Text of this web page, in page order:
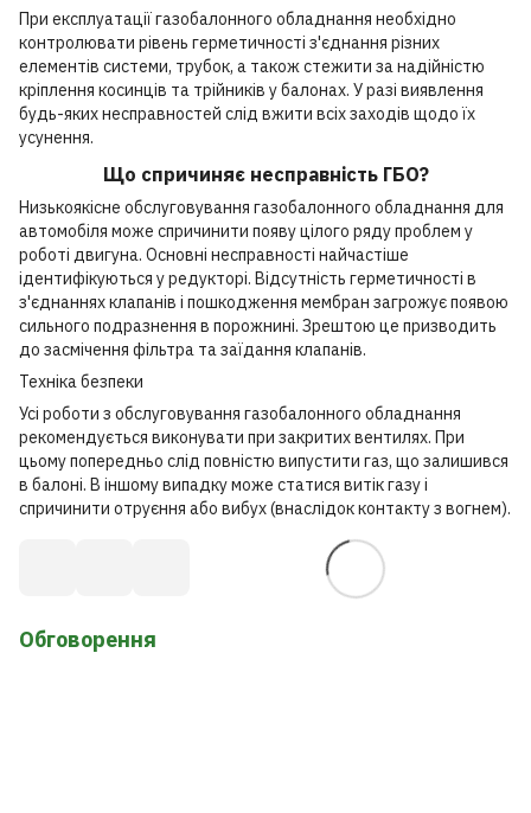
При експлуатації газобалонного обладнання необхідно
контролювати рівень герметичності з'єднання різних
елементів системи, трубок, а також стежити за надійністю
кріплення косинців та трійників у балонах. У разі виявлення
будь-яких несправностей слід вжити всіх заходів щодо їх
усунення.
Що спричиняє несправність ГБО?
Низькоякісне обслуговування газобалонного обладнання для
автомобіля може спричинити появу цілого ряду проблем у
роботі двигуна. Основні несправності найчастіше
ідентифікуються у редукторі. Відсутність герметичності в
з'єднаннях клапанів і пошкодження мембран загрожує появою
сильного подразнення в порожнині. Зрештою це призводить
до засмічення фільтра та заїдання клапанів.
Техніка безпеки
Усі роботи з обслуговування газобалонного обладнання
рекомендується виконувати при закритих вентилях. При
цьому попередньо слід повністю випустити газ, що залишився
в балоні. В іншому випадку може статися витік газу і
спричинити отруєння або вибух (внаслідок контакту з вогнем).
Обговорення